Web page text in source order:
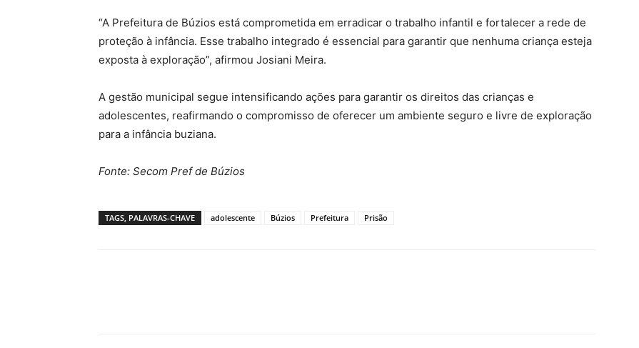
“A Prefeitura de Búzios está comprometida em erradicar o trabalho infantil e fortalecer a rede de
proteção à infância. Esse trabalho integrado é essencial para garantir que nenhuma criança esteja
exposta à exploração”, afirmou Josiani Meira.
A gestão municipal segue intensificando ações para garantir os direitos das crianças e
adolescentes, reafirmando o compromisso de oferecer um ambiente seguro e livre de exploração
para a infância buziana.
Fonte: Secom Pref de Búzios
TAGS, PALAVRAS-CHAVE adolescente Búzios Prefeitura Prisão